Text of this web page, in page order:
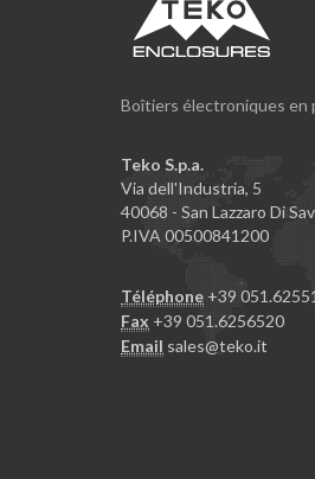
Boîtiers électroniques en
Teko S.p.a.
Via dell'Industria, 5
40068 - San Lazzaro Di
P.IVA 00500841200
Téléphone +39
Fax +39 051.6256520
Email sales@teko.it